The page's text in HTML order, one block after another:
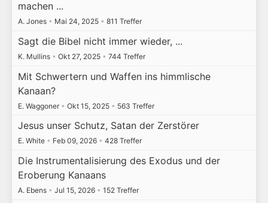
machen ...
A. Jones • Mai 24, 2025 • 811 Treffer
Sagt die Bibel nicht immer wieder, ...
K. Mullins • Okt 27, 2025 • 744 Treffer
Mit Schwertern und Waffen ins himmlische
Kanaan?
E. Waggoner • Okt 15, 2025 • 563 Treffer
Jesus unser Schutz, Satan der Zerstörer
E. White • Feb 09, 2026 • 428 Treffer
Die Instrumentalisierung des Exodus und der
Eroberung Kanaans
A. Ebens • Jul 15, 2026 • 152 Treffer